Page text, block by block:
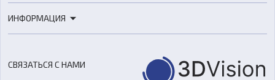
Расходные материалы
Оборудование и материалы для вакуумного литья
Аксессуары и прочее оборудование
3D-моделирование
ИНФОРМАЦИЯ
СВЯЗАТЬСЯ С НАМИ